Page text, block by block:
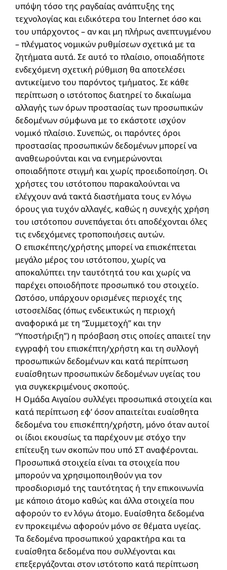
υπόψη τόσο της ραγδαίας ανάπτυξης της
τεχνολογίας και ειδικότερα του Internet όσο και
του υπάρχοντος – αν και μη πλήρως ανεπτυγμένου
– πλέγματος νομικών ρυθμίσεων σχετικά με τα
ζητήματα αυτά. Σε αυτό το πλαίσιο, οποιαδήποτε
ενδεχόμενη σχετική ρύθμιση θα αποτελέσει
αντικείμενο του παρόντος τμήματος. Σε κάθε
περίπτωση ο ιστότοπος διατηρεί το δικαίωμα
αλλαγής των όρων προστασίας των προσωπικών
δεδομένων σύμφωνα με το εκάστοτε ισχύον
νομικό πλαίσιο. Συνεπώς, οι παρόντες όροι
προστασίας προσωπικών δεδομένων μπορεί να
αναθεωρούνται και να ενημερώνονται
οποιαδήποτε στιγμή και χωρίς προειδοποίηση. Οι
χρήστες του ιστότοπου παρακαλούνται να
ελέγχουν ανά τακτά διαστήματα τους εν λόγω
όρους για τυχόν αλλαγές, καθώς η συνεχής χρήση
του ιστότοπου συνεπάγεται ότι αποδέχονται όλες
τις ενδεχόμενες τροποποιήσεις αυτών.
Ο επισκέπτης/χρήστης μπορεί να επισκέπτεται
μεγάλο μέρος του ιστότοπου, χωρίς να
αποκαλύπτει την ταυτότητά του και χωρίς να
παρέχει οποιοδήποτε προσωπικό του στοιχείο.
Ωστόσο, υπάρχουν ορισμένες περιοχές της
ιστοσελίδας (όπως ενδεικτικώς η περιοχή
αναφορικά με τη “Συμμετοχή” και την
“Υποστήριξη”) η πρόσβαση στις οποίες απαιτεί την
εγγραφή του επισκέπτη/χρήστη και τη συλλογή
προσωπικών δεδομένων και κατά περίπτωση
ευαίσθητων προσωπικών δεδομένων υγείας του
για συγκεκριμένους σκοπούς.
Η Ομάδα Αιγαίου συλλέγει προσωπικά στοιχεία και
κατά περίπτωση εφ’ όσον απαιτείται ευαίσθητα
δεδομένα του επισκέπτη/χρήστη, μόνο όταν αυτοί
οι ίδιοι εκουσίως τα παρέχουν με στόχο την
επίτευξη των σκοπών που υπό ΣΤ αναφέρονται.
Προσωπικά στοιχεία είναι τα στοιχεία που
μπορούν να χρησιμοποιηθούν για τον
προσδιορισμό της ταυτότητας ή την επικοινωνία
με κάποιο άτομο καθώς και άλλα στοιχεία που
αφορούν το εν λόγω άτομο. Ευαίσθητα δεδομένα
εν προκειμένω αφορούν μόνο σε θέματα υγείας.
Τα δεδομένα προσωπικού χαρακτήρα και τα
ευαίσθητα δεδομένα που συλλέγονται και
επεξεργάζονται στον ιστότοπο κατά περίπτωση